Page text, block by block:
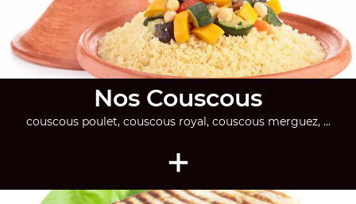
Nos Couscous
couscous poulet, couscous royal, couscous merguez, ...
+